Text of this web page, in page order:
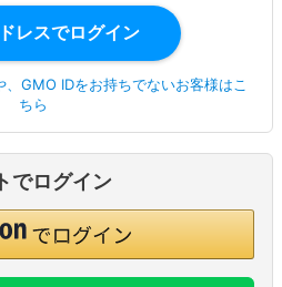
GMO IDをお持ちでないお客様はこ
ちら
でログイン